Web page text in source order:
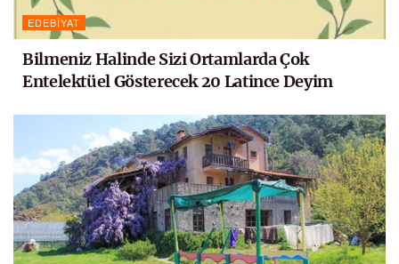
EDEBIYAT
Bilmeniz Halinde Sizi Ortamlarda Çok
Entelektüel Gösterecek 20 Latince Deyim